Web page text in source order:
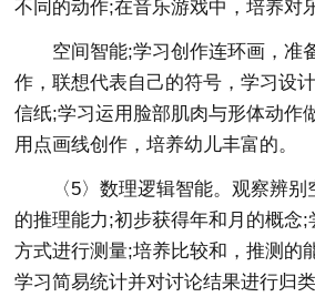
不同的动作;在音乐游戏中，培养对
空间智能;学习创作连环画，准
作，联想代表自己的符号，学习设
信纸;学习运用脸部肌肉与形体动作
用点画线创作，培养幼儿丰富的。
〈5〉数理逻辑智能。观察辨
的推理能力;初步获得年和月的概念
方式进行测量;培养比较和，推测的
学习简易统计并对讨论结果进行归